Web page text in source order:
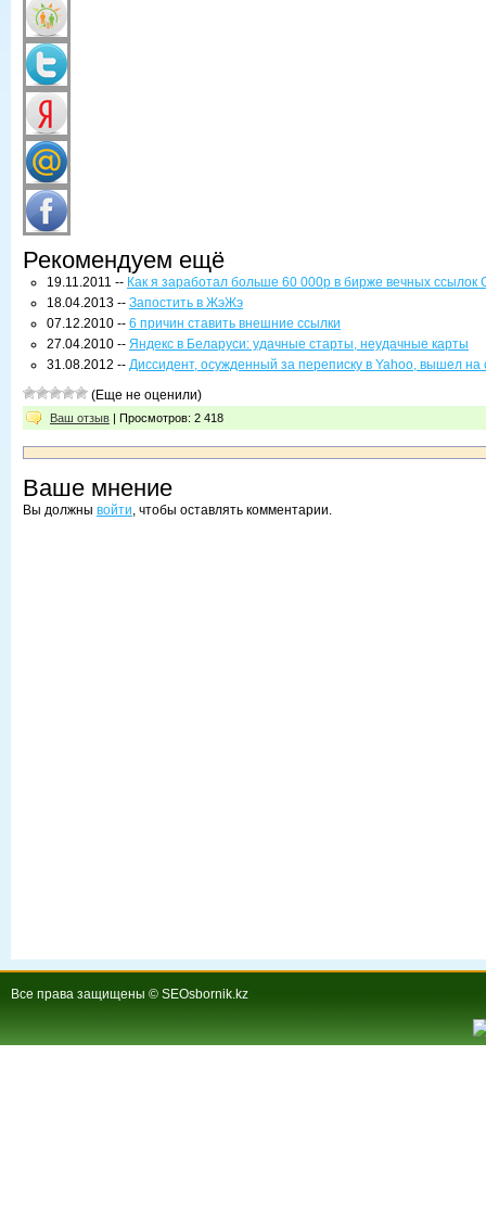
Рекомендуем ещё
19.11.2011 -- Как я заработал больше 60 000р в бирже вечных ссылок
18.04.2013 -- Запостить в ЖэЖэ
07.12.2010 -- 6 причин ставить внешние ссылки
27.04.2010 -- Яндекс в Беларуси: удачные старты, неудачные карты
31.08.2012 -- Диссидент, осужденный за переписку в Yahoo, вышел на
(Еще не оценили)
Ваш отзыв | Просмотров: 2 418
Ваше мнение
Вы должны войти, чтобы оставлять комментарии.
Все права защищены © SEOsbornik.kz